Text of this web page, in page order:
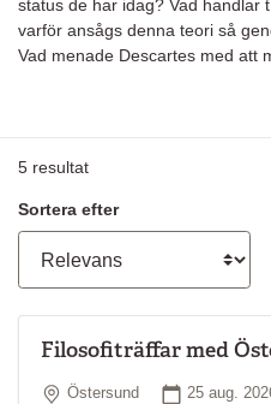
status de har idag? Vad handlar
varför ansågs denna teori så
Vad menade Descartes med att
5 resultat
Sortera efter
Filosofiträffar med
Plats
Östersund Startdatum
25 aug.